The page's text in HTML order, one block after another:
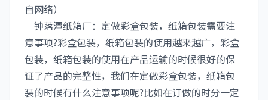
自网络）
钟落潭纸箱厂：定做彩盒包装，纸箱包装需要注
意事项?彩盒包装，纸箱包装的使用越来越广，彩盒
包装，纸箱包装的使用在产品运输的时候很好的保
证了产品的完整性，我们在定做彩盒包装，纸箱包
装的时候有什么注意事项呢?比如在订做的时分一定